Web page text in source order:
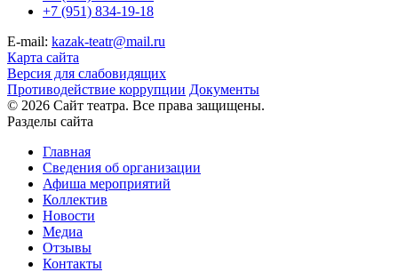
+7 (951) 834-19-18
E-mail: kazak-teatr@mail.ru
Карта сайта
Версия для слабовидящих
Противодействие коррупции Документы
© 2026 Сайт театра. Все права защищены.
Разделы сайта
Главная
Сведения об организации
Афиша мероприятий
Коллектив
Новости
Медиа
Отзывы
Контакты